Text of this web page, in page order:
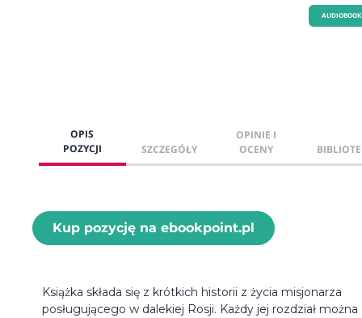
AUDIOBOOK
OPIS
POZYCJI
SZCZEGÓŁY
OPINIE I
OCENY
Kup pozycję na ebookpoint.pl
Książka składa się z krótkich historii z życia misjonarza
posługującego w dalekiej Rosji. Każdy jej rozdział można